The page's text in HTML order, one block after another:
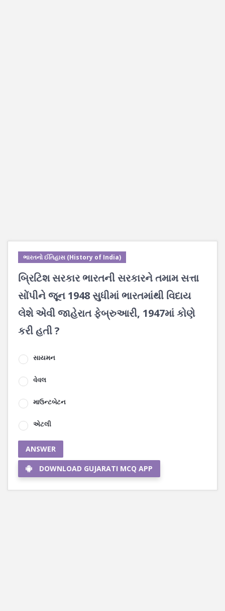
ભારતનો ઈતિહાસ (History of India)
બ્રિટિશ સરકાર ભારતની સરકારને તમામ સત્તા
સોંપીને જૂન 1948 સુધીમાં ભારતમાંથી વિદાય
લેશે એવી જાહેરાત ફેબ્રુઆરી, 1947માં કોણે
કરી હતી ?
સાયમન
વેવલ
માઉન્ટબેટન
એટલી
ANSWER
DOWNLOAD GUJARATI MCQ APP